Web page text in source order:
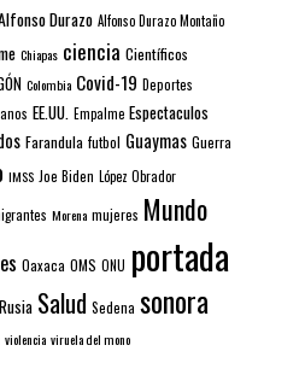
Durazo Alfonso Durazo Montaño
Chiapas ciencia Científicos
Colombia Covid-19 Deportes
EE.UU. Empalme Espectaculos
Farandula futbol Guaymas Guerra
IMSS Joe Biden López Obrador
Morena mujeres Mundo
Oaxaca OMS ONU portada
Rusia Salud Sedena sonora
violencia viruela del mono